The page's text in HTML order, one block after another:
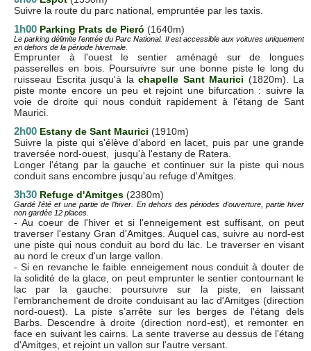
Suivre la route du parc national, empruntée par les taxis.
1h00 Parking Prats de Pieró (1640m)
Le parking délimite l'entrée du Parc National. Il est accessible aux voitures uniquement
en dehors de la période hivernale.
Emprunter à l'ouest le sentier aménagé sur de longues
passerelles en bois. Poursuivre sur une bonne piste le long du
ruisseau Escrita jusqu'à la chapelle Sant Maurici (1820m). La
piste monte encore un peu et rejoint une bifurcation : suivre la
voie de droite qui nous conduit rapidement à l'étang de Sant
Maurici.
2h00 Estany de Sant Maurici (1910m)
Suivre la piste qui s'élève d’abord en lacet, puis par une grande
traversée nord-ouest, jusqu'à l'estany de Ratera.
Longer l'étang par la gauche et continuer sur la piste qui nous
conduit sans encombre jusqu'au refuge d'Amitges.
3h30 Refuge d'Amitges (2380m)
Gardé l'été et une partie de l'hiver. En dehors des périodes d'ouverture, partie hiver
non gardée 12 places.
- Au coeur de l'hiver et si l'enneigement est suffisant, on peut
traverser l'estany Gran d'Amitges. Auquel cas, suivre au nord-est
une piste qui nous conduit au bord du lac. Le traverser en visant
au nord le creux d'un large vallon.
- Si en revanche le faible enneigement nous conduit à douter de
la solidité de la glace, on peut emprunter le sentier contournant le
lac par la gauche: poursuivre sur la piste, en laissant
l'embranchement de droite conduisant au lac d'Amitges (direction
nord-ouest). La piste s’arrête sur les berges de l'étang dels
Barbs. Descendre à droite (direction nord-est), et remonter en
face en suivant les cairns. La sente traverse au dessus de l'étang
d'Amitges, et rejoint un vallon sur l'autre versant.